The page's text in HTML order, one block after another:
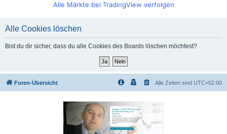
Alle Märkte bei TradingView verfolgen
Alle Cookies löschen
Bist du dir sicher, dass du alle Cookies des Boards löschen möchtest?
Foren-Übersicht Alle Zeiten sind UTC+02:00